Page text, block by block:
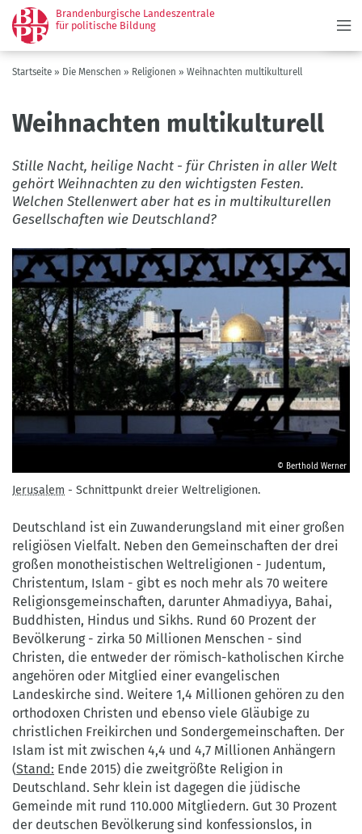
Direkt
zum
Inhalt
Brandenburgische Landeszentrale
für politische Bildung
Pfadnavigation
Startseite Die Menschen Religionen Weihnachten multikulturell
Weihnachten multikulturell
Stille Nacht, heilige Nacht - für Christen in aller Welt
gehört Weihnachten zu den wichtigsten Festen.
Welchen Stellenwert aber hat es in multikulturellen
Gesellschaften wie Deutschland?
Jerusalem
-
Schnittpunkt
dreier
Weltreligionen.&nbsp;
©
Berthold
Werner
© Berthold Werner
Jerusalem - Schnittpunkt dreier Weltreligionen.
Deutschland ist ein Zuwanderungsland mit einer großen
religiösen Vielfalt. Neben den Gemeinschaften der drei
großen monotheistischen Weltreligionen - Judentum,
Christentum, Islam - gibt es noch mehr als 70 weitere
Religionsgemeinschaften, darunter Ahmadiyya, Bahai,
Buddhisten, Hindus und Sikhs. Rund 60 Prozent der
Bevölkerung - zirka 50 Millionen Menschen - sind
Christen, die entweder der römisch-katholischen Kirche
angehören oder Mitglied einer evangelischen
Landeskirche sind. Weitere 1,4 Millionen gehören zu den
orthodoxen Christen und ebenso viele Gläubige zu
christlichen Freikirchen und Sondergemeinschaften. Der
Islam ist mit zwischen 4,4 und 4,7 Millionen Anhängern
(Stand: Ende 2015) die zweitgrößte Religion in
Deutschland. Sehr klein ist dagegen die jüdische
Gemeinde mit rund 110.000 Mitgliedern. Gut 30 Prozent
der deutschen Bevölkerung sind konfessionslos, in